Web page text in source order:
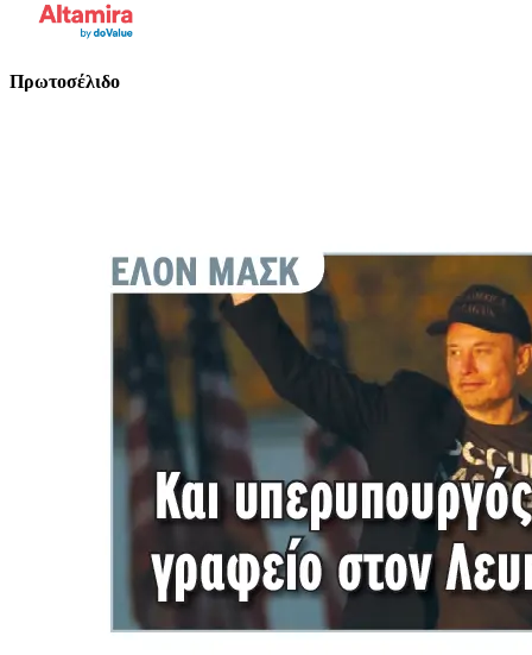
Πρωτοσέλιδο